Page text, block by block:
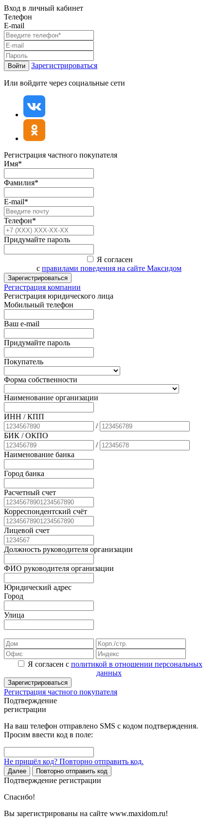
Вход в личный кабинет
Телефон
E-mail
Войти Зарегистрироваться
Или войдите через социальные сети
Регистрация частного покупателя
Имя*
Фамилия*
E-mail*
Телефон*
Придумайте пароль
Я согласен
с правилами поведения на сайте Максидом
Зарегистрироваться
Регистрация компании
Регистрация юридического лица
Мобильный телефон
Ваш e-mail
Придумайте пароль
Покупатель
Форма собственности
Наименование организации
ИНН / КПП
/
БИК / ОКПО
/
Наименование банка
Город банка
Расчетный счет
Корреспондентский счёт
Лицевой счет
Должность руководителя организации
ФИО руководителя организации
Юридический адрес
Город
Улица
Я согласен с политикой в отношении персональных
данных
Зарегистрироваться
Регистрация частного покупателя
Подтверждение
регистрации
На ваш телефон отправлено SMS с кодом подтверждения.
Просим ввести код в поле:
Не пришёл код? Повторно отправить код.
Далее Повторно отправить код
Подтверждение регистрации
Спасибо!
Вы зарегистрированы на сайте www.maxidom.ru!